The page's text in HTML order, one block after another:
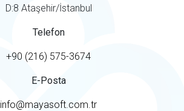
D:8 Ataşehir/İstanbul
Telefon
+90 (216) 575-3674
E-Posta
info@mayasoft.com.tr